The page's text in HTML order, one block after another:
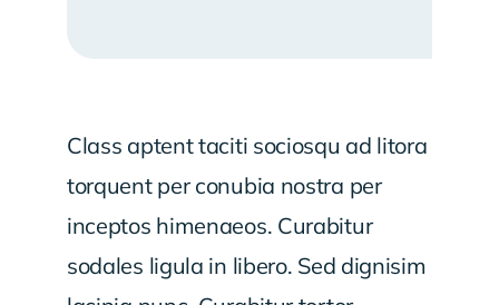
Class aptent taciti sociosqu ad litora
torquent per conubia nostra per
inceptos himenaeos. Curabitur
sodales ligula in libero. Sed dignisim